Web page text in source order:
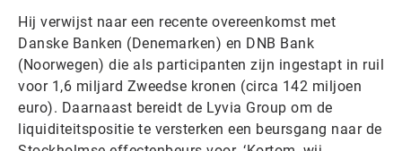
Hij verwijst naar een recente overeenkomst met
Danske Banken (Denemarken) en DNB Bank
(Noorwegen) die als participanten zijn ingestapt in ruil
voor 1,6 miljard Zweedse kronen (circa 142 miljoen
euro). Daarnaast bereidt de Lyvia Group om de
liquiditeitspositie te versterken een beursgang naar de